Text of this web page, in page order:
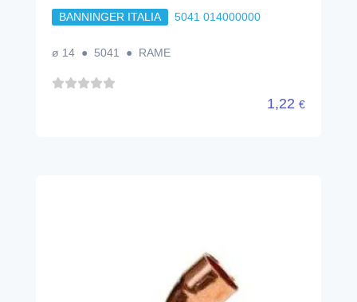
BANNINGER ITALIA 5041 014000000
ø 14 ● 5041 ● RAME
1,22 €